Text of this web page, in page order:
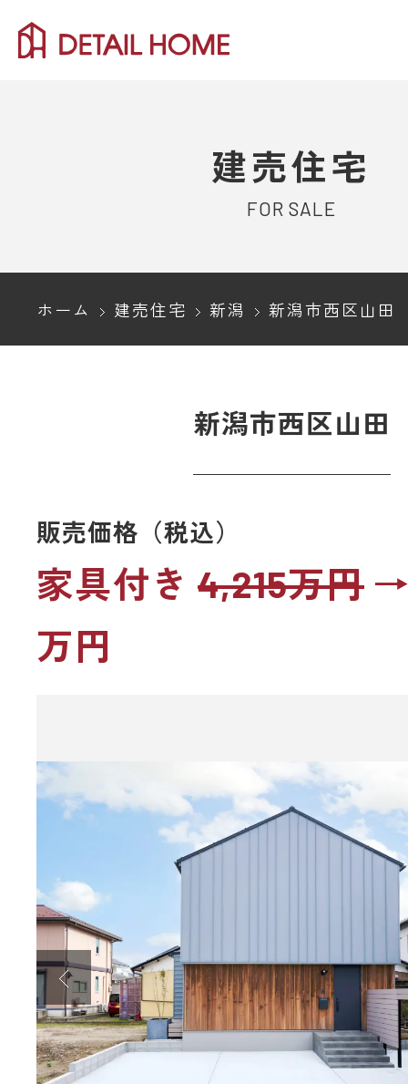
建売住宅
FOR SALE
ホーム 建売住宅 新潟 新潟市西区山田
新潟市西区山田
販売価格（税込）
家具付き 4,215万円 →
万円